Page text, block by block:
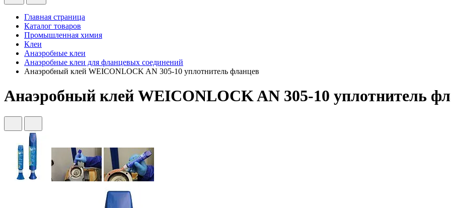
Главная страница
Каталог товаров
Промышленная химия
Клеи
Анаэробные клеи
Анаэробные клеи для фланцевых соединений
Анаэробный клей WEICONLOCK AN 305-10 уплотнитель фланцев
Анаэробный клей WEICONLOCK AN 305-10 уплотнитель